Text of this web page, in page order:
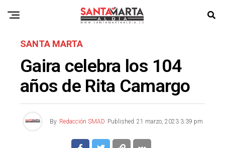
SANTA MARTA
Gaira celebra los 104
años de Rita Camargo
By Redacción SMAD Published 21 marzo, 2023 3:39 pm